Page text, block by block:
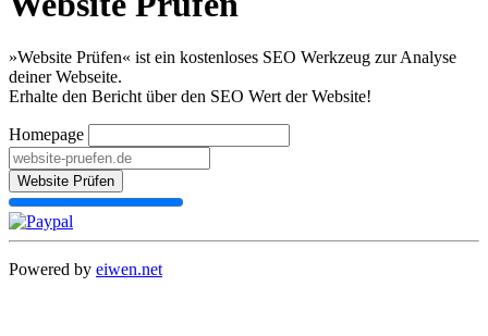
»Website Prüfen« ist ein kostenloses SEO Werkzeug zur Analyse
deiner Webseite.
Erhalte den Bericht über den SEO Wert der Website!
Homepage
Website Prüfen
Powered by eiwen.net